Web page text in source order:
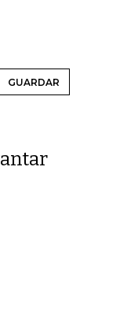
GUARDAR